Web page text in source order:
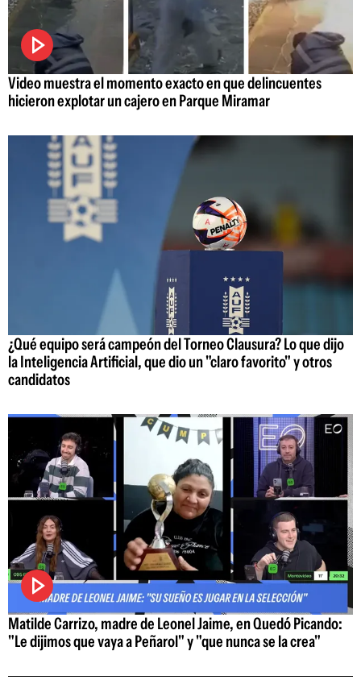
Video muestra el momento exacto en que delincuentes
hicieron explotar un cajero en Parque Miramar
¿Qué equipo será campeón del Torneo Clausura? Lo que dijo
la Inteligencia Artificial, que dio un "claro favorito" y otros
candidatos
Matilde Carrizo, madre de Leonel Jaime, en Quedó Picando:
"Le dijimos que vaya a Peñarol" y "que nunca se la crea"